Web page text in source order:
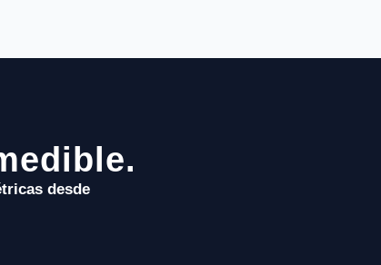
desde